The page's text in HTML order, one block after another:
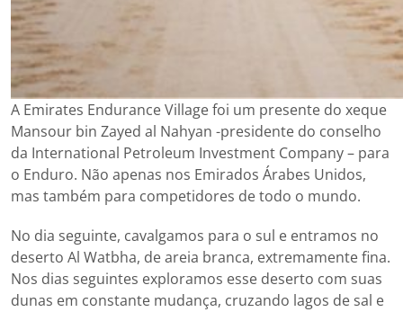
A Emirates Endurance Village foi um presente do xeque
Mansour bin Zayed al Nahyan -presidente do conselho
da International Petroleum Investment Company – para
o Enduro. Não apenas nos Emirados Árabes Unidos,
mas também para competidores de todo o mundo.
No dia seguinte, cavalgamos para o sul e entramos no
deserto Al Watbha, de areia branca, extremamente fina.
Nos dias seguintes exploramos esse deserto com suas
dunas em constante mudança, cruzando lagos de sal e